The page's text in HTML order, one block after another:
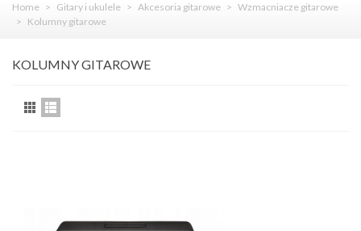
Home > Gitary i ukulele > Akcesoria gitarowe > Wzmacniacze gitarowe
> Kolumny gitarowe
KOLUMNY GITAROWE